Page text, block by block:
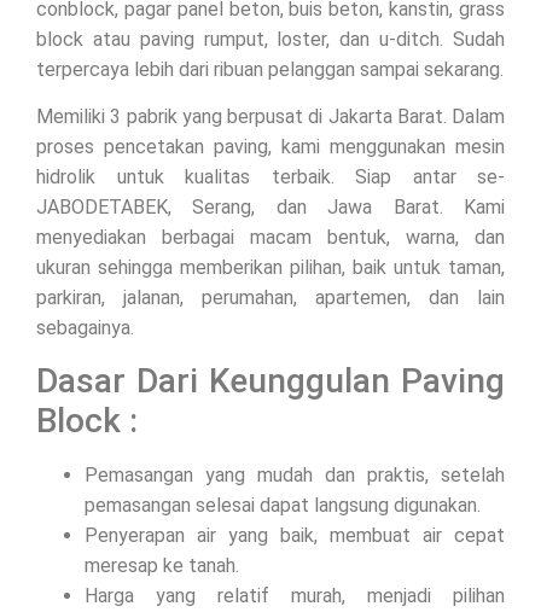
conblock, pagar panel beton, buis beton, kanstin, grass
block atau paving rumput, loster, dan u-ditch. Sudah
terpercaya lebih dari ribuan pelanggan sampai sekarang.
Memiliki 3 pabrik yang berpusat di Jakarta Barat. Dalam
proses pencetakan paving, kami menggunakan mesin
hidrolik untuk kualitas terbaik. Siap antar se-
JABODETABEK, Serang, dan Jawa Barat. Kami
menyediakan berbagai macam bentuk, warna, dan
ukuran sehingga memberikan pilihan, baik untuk taman,
parkiran, jalanan, perumahan, apartemen, dan lain
sebagainya.
Dasar Dari Keunggulan Paving
Block :
Pemasangan yang mudah dan praktis, setelah
pemasangan selesai dapat langsung digunakan.
Penyerapan air yang baik, membuat air cepat
meresap ke tanah.
Harga yang relatif murah, menjadi pilihan